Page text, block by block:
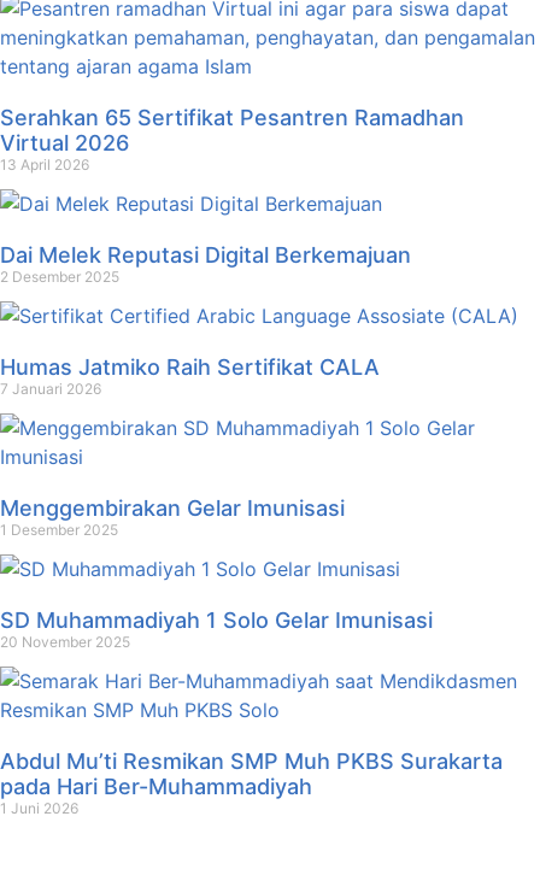
Serahkan 65 Sertifikat Pesantren Ramadhan
Virtual 2026
13 April 2026
Dai Melek Reputasi Digital Berkemajuan
2 Desember 2025
Humas Jatmiko Raih Sertifikat CALA
7 Januari 2026
Menggembirakan Gelar Imunisasi
1 Desember 2025
SD Muhammadiyah 1 Solo Gelar Imunisasi
20 November 2025
Abdul Mu’ti Resmikan SMP Muh PKBS Surakarta
pada Hari Ber-Muhammadiyah
1 Juni 2026